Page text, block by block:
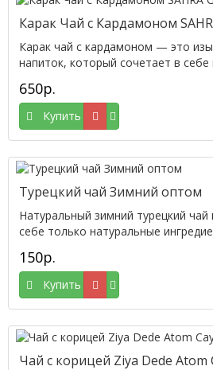
Карак Чай с Кардамоном
Карак чай с кардамоном — это
напиток, который сочетает в
650р.
Купить
Турецкий чай Зимний оптом
Натуральный зимний турецкий
себе только натуральные
150р.
Купить
Чай с корицей Ziya Dede Atom